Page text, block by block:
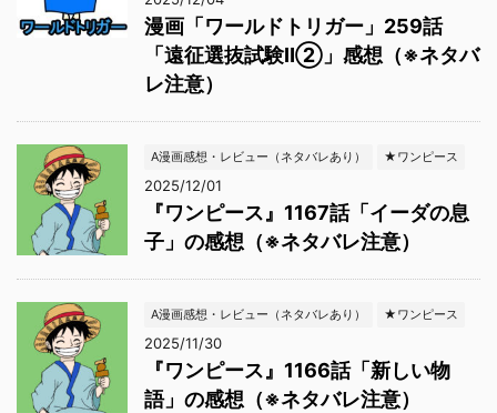
漫画「ワールドトリガー」259話
「遠征選抜試験Ⅱ②」感想（※ネタバ
レ注意）
A漫画感想・レビュー（ネタバレあり） ★ワンピース
2025/12/01
『ワンピース』1167話「イーダの息
子」の感想（※ネタバレ注意）
A漫画感想・レビュー（ネタバレあり） ★ワンピース
2025/11/30
『ワンピース』1166話「新しい物
語」の感想（※ネタバレ注意）